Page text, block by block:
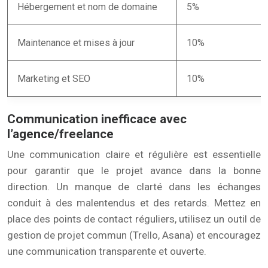
Hébergement et nom de domaine 5%
Maintenance et mises à jour 10%
Marketing et SEO 10%
Communication inefficace avec
l’agence/freelance
Une communication claire et régulière est essentielle
pour garantir que le projet avance dans la bonne
direction. Un manque de clarté dans les échanges
conduit à des malentendus et des retards. Mettez en
place des points de contact réguliers, utilisez un outil de
gestion de projet commun (Trello, Asana) et encouragez
une communication transparente et ouverte.